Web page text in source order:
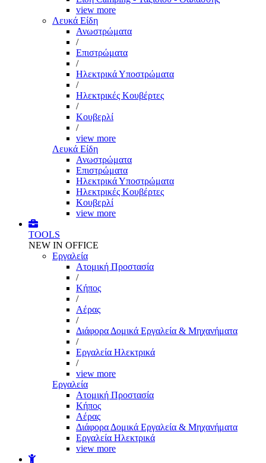
view more
Λευκά Είδη
Ανωστρώματα
/
Επιστρώματα
/
Ηλεκτρικά Υποστρώματα
/
Ηλεκτρικές Κουβέρτες
/
Κουβερλί
/
view more
Λευκά Είδη
Ανωστρώματα
Επιστρώματα
Ηλεκτρικά Υποστρώματα
Ηλεκτρικές Κουβέρτες
Κουβερλί
view more
TOOLS
NEW IN OFFICE
Εργαλεία
Aτομική Προστασία
/
Kήπος
/
Αέρας
/
Διάφορα Δομικά Εργαλεία & Μηχανήματα
/
Εργαλεία Ηλεκτρικά
/
view more
Εργαλεία
Aτομική Προστασία
Kήπος
Αέρας
Διάφορα Δομικά Εργαλεία & Μηχανήματα
Εργαλεία Ηλεκτρικά
view more